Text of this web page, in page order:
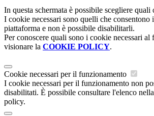
In questa schermata è possibile scegliere quali
I cookie necessari sono quelli che consentono
piattaforma e non è possibile disabilitarli.
Per conoscere quali sono i cookie necessari al
visionare la COOKIE POLICY.
Cookie necessari per il funzionamento
I cookie necessari per il funzionamento non
disabilitati. È possibile consultare l'elenco
policy.